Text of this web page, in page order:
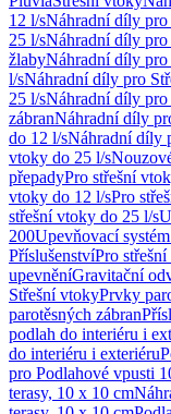
12 l/sNáhradní díly
25 l/sNáhradní díly
žlabyNáhradní díly
l/sNáhradní díly pro
25 l/sNáhradní díly
zábranNáhradní díly
do 12 l/sNáhradní díly
vtoky do 25 l/s
přepadyPro střešní
vtoky do 12 l/sPro
střešní vtoky do 25 l/s
200Upevňovací
PříslušenstvíPro
upevněníGravitační
Střešní vtokyPrvky
parotěsných zábran
podlah do interiéru i
do interiéru i exteriéru
pro Podlahové vpusti
terasy, 10 x 10 cm